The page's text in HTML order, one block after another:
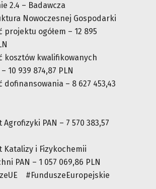
2.4 – Badawcza
Nowoczesnej Gospodarki
projektu ogółem – 12 895
kosztów kwalifikowanych
10 939 874,87 PLN
dofinansowania – 8 627 453,43
PAN – 7 570 383,57
Katalizy i Fizykochemii
PAN – 1 057 069,86 PLN
#FunduszeEuropejskie